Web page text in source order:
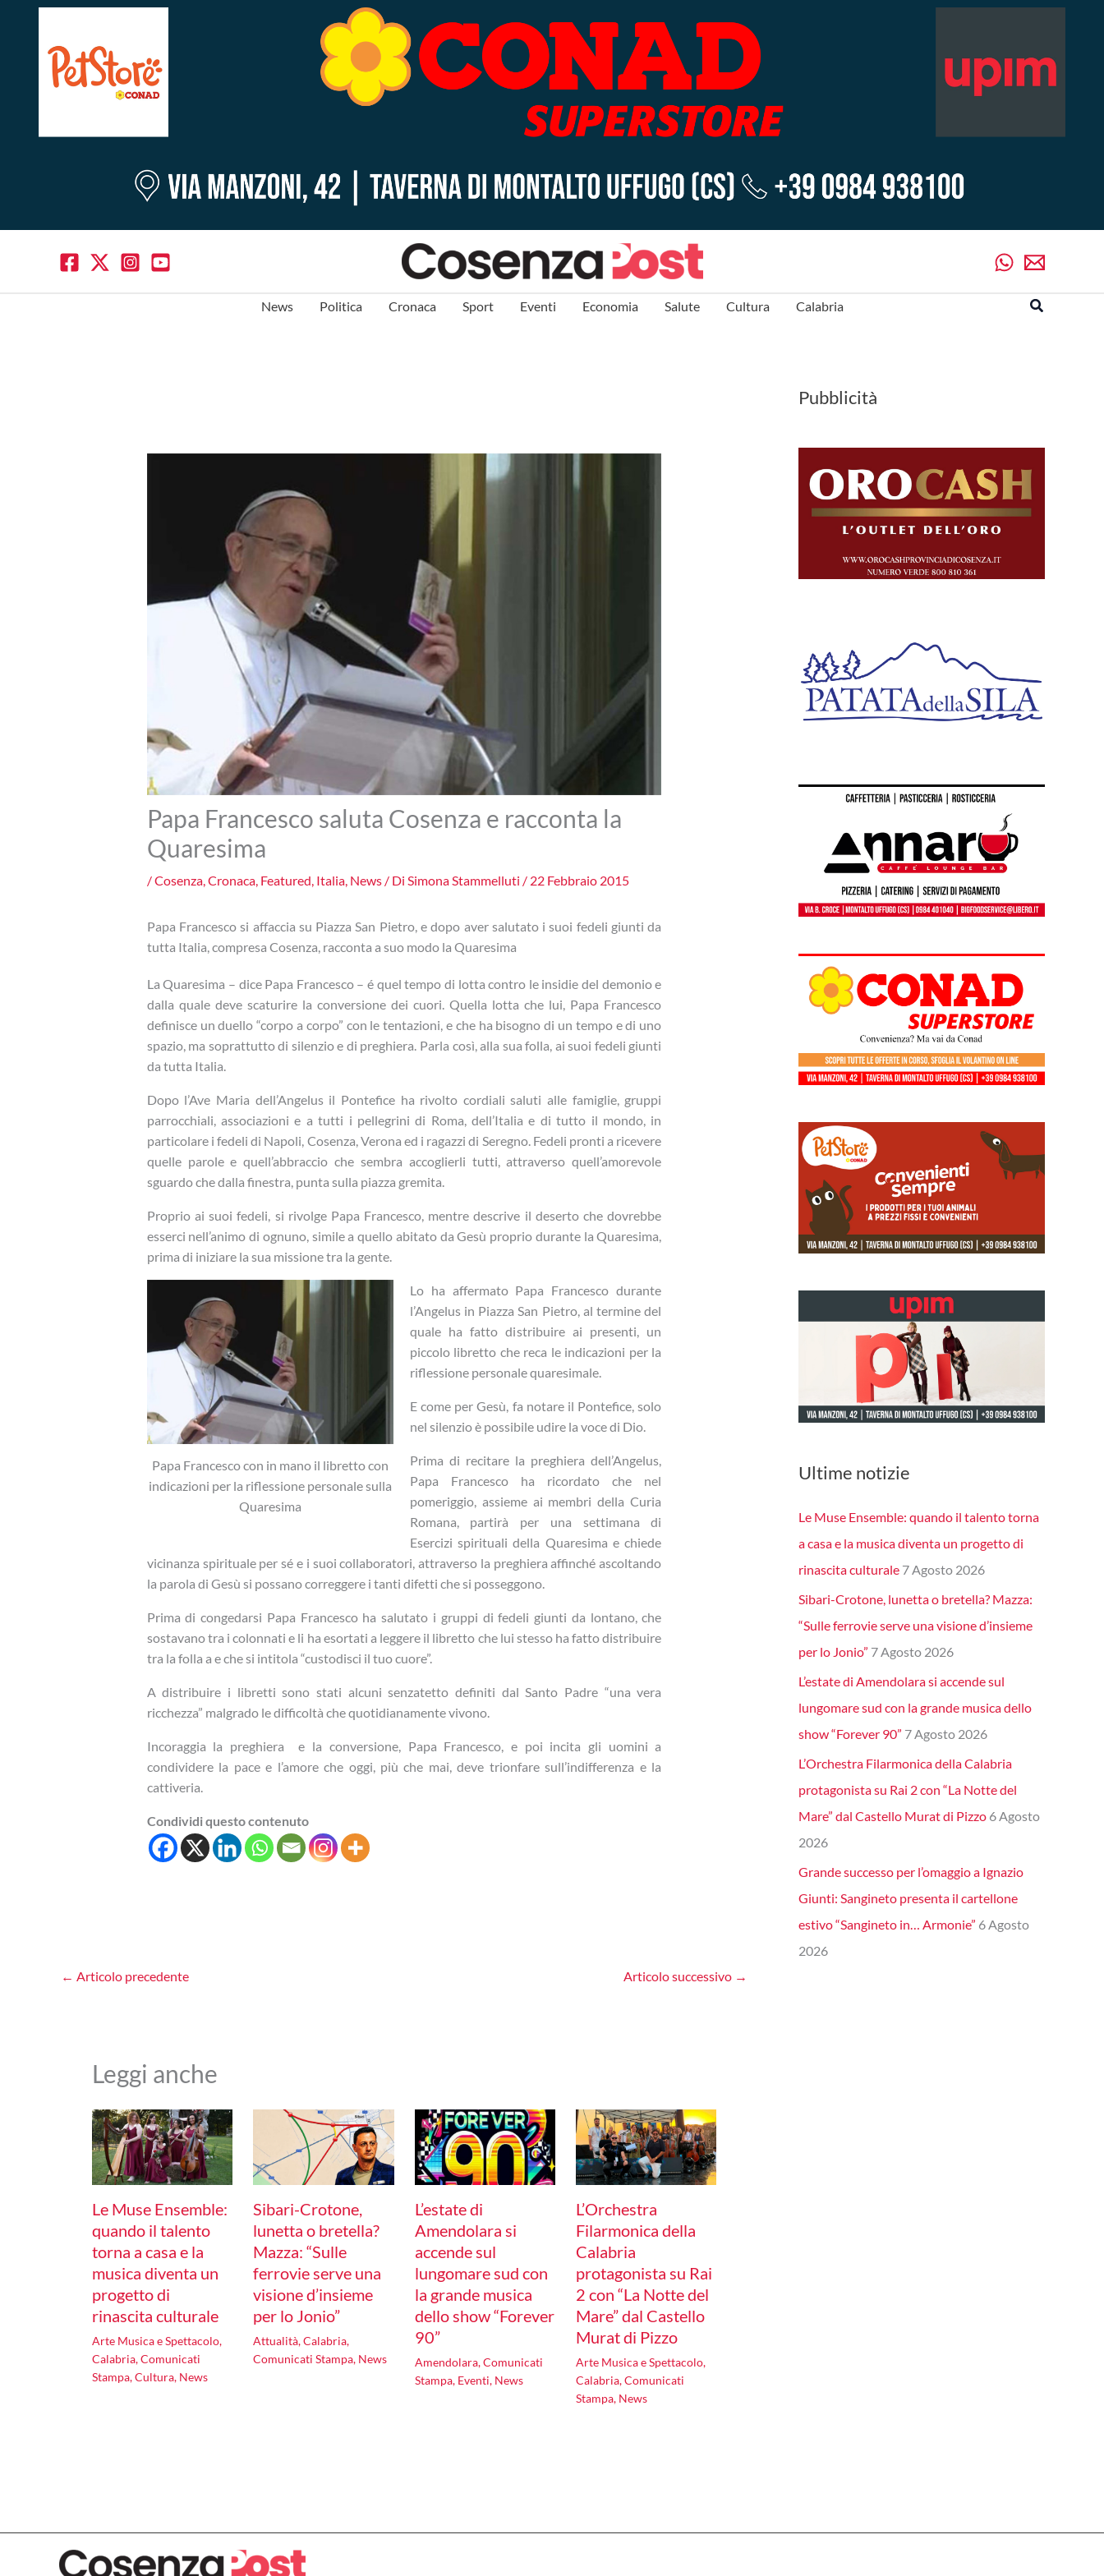
News Politica Cronaca Sport Eventi Economia Salute Cultura Calabria Cerca
Papa Francesco saluta Cosenza e racconta la
Quaresima
/Cosenza,Cronaca, Featured, Italia, News/ Di Simona Stammelluti / 22 Febbraio 2015
Papa Francesco si affaccia su Piazza San Pietro, e dopo aver salutato i suoi fedeli giunti da
tutta Italia, compresa Cosenza, racconta a suo modo la Quaresima
La Quaresima – dice Papa Francesco – é quel tempo di lotta contro le insidie del demonio e
dalla quale deve scaturire la conversione dei cuori. Quella lotta che lui, Papa Francesco
definisce un duello “corpo a corpo” con le tentazioni, e che ha bisogno di un tempo e di uno
spazio, ma soprattutto di silenzio e di preghiera. Parla così, alla sua folla, ai suoi fedeli giunti
da tutta Italia.
Dopo l’Ave Maria dell’Angelus il Pontefice ha rivolto cordiali saluti alle famiglie, gruppi
parrocchiali, associazioni e a tutti i pellegrini di Roma, dell’Italia e di tutto il mondo, in
particolare i fedeli di Napoli, Cosenza, Verona ed i ragazzi di Seregno. Fedeli pronti a ricevere
quelle parole e quell’abbraccio che sembra accoglierli tutti, attraverso quell’amorevole
sguardo che dalla finestra, punta sulla piazza gremita.
Proprio ai suoi fedeli, si rivolge Papa Francesco, mentre descrive il deserto che dovrebbe
esserci nell’animo di ognuno, simile a quello abitato da Gesù proprio durante la Quaresima,
prima di iniziare la sua missione tra la gente.
Papa Francesco con in mano il libretto con
indicazioni per la riflessione personale sulla
Quaresima
Lo ha affermato Papa Francesco durante
l’Angelus in Piazza San Pietro, al termine del
quale ha fatto distribuire ai presenti, un
piccolo libretto che reca le indicazioni per la
riflessione personale quaresimale.
E come per Gesù, fa notare il Pontefice, solo
nel silenzio è possibile udire la voce di Dio.
Prima di recitare la preghiera dell’Angelus,
Papa Francesco ha ricordato che nel
pomeriggio, assieme ai membri della Curia
Romana, partirà per una settimana di
Esercizi spirituali della Quaresima e chiede
vicinanza spirituale per sé e i suoi collaboratori, attraverso la preghiera affinché ascoltando
la parola di Gesù si possano correggere i tanti difetti che si posseggono.
Prima di congedarsi Papa Francesco ha salutato i gruppi di fedeli giunti da lontano, che
sostavano tra i colonnati e li ha esortati a leggere il libretto che lui stesso ha fatto distribuire
tra la folla a e che si intitola “custodisci il tuo cuore”.
A distribuire i libretti sono stati alcuni senzatetto definiti dal Santo Padre “una vera
ricchezza” malgrado le difficoltà che quotidianamente vivono.
Incoraggia la preghiera e la conversione, Papa Francesco, e poi incita gli uomini a
condividere la pace e l’amore che oggi, più che mai, deve trionfare sull’indifferenza e la
cattiveria.
Condividi questo contenuto
← Articolo precedente Articolo successivo →
Leggi anche
Le Muse Ensemble:
quando il talento
torna a casa e la
musica diventa un
progetto di
rinascita culturale
Arte Musica e Spettacolo,
Calabria,Comunicati
Stampa,Cultura, News
Sibari-Crotone,
lunetta o bretella?
Mazza: “Sulle
ferrovie serve una
visione d’insieme
per lo Jonio”
Attualità,Calabria,
Comunicati Stampa, News
L’estate di
Amendolara si
accende sul
lungomare sud con
la grande musica
dello show “Forever
90”
Amendolara,Comunicati
Stampa, Eventi, News
L’Orchestra
Filarmonica della
Calabria
protagonista su Rai
2 con “La Notte del
Mare” dal Castello
Murat di Pizzo
Arte Musica e Spettacolo,
Calabria,Comunicati
Stampa, News
Pubblicità
Ultime notizie
Le Muse Ensemble: quando il talento torna
a casa e la musica diventa un progetto di
rinascita culturale 7 Agosto 2026
Sibari-Crotone, lunetta o bretella? Mazza:
“Sulle ferrovie serve una visione d’insieme
per lo Jonio” 7 Agosto 2026
L’estate di Amendolara si accende sul
lungomare sud con la grande musica dello
show “Forever 90” 7 Agosto 2026
L’Orchestra Filarmonica della Calabria
protagonista su Rai 2 con “La Notte del
Mare” dal Castello Murat di Pizzo 6 Agosto
2026
Grande successo per l’omaggio a Ignazio
Giunti: Sangineto presenta il cartellone
estivo “Sangineto in… Armonie” 6 Agosto
2026